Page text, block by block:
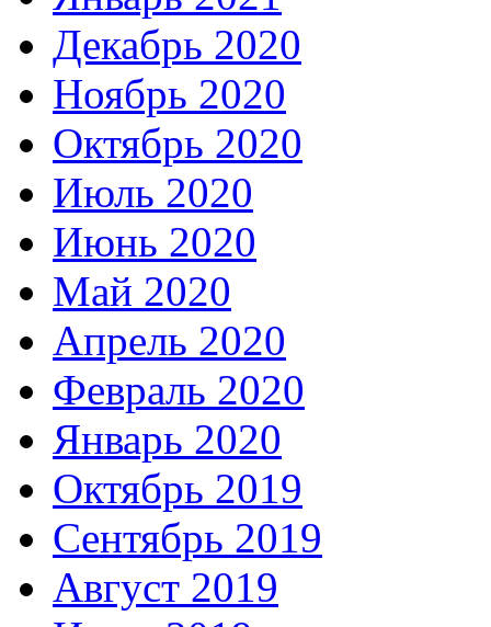
Декабрь 2020
Ноябрь 2020
Октябрь 2020
Июль 2020
Июнь 2020
Май 2020
Апрель 2020
Февраль 2020
Январь 2020
Октябрь 2019
Сентябрь 2019
Август 2019